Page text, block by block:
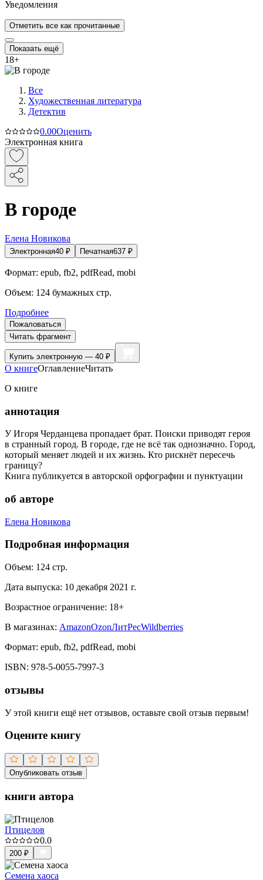
Уведомления
Отметить все как прочитанные
Показать ещё
18+
Все
Художественная литература
Детектив
0.00Оценить
Электронная книга
В городе
Елена Новикова
Электронная40 ₽ Печатная637 ₽
Формат: epub, fb2, pdfRead, mobi
Объем: 124 бумажных стр.
Подробнее
Пожаловаться
Читать фрагмент
Купить электронную — 40 ₽
О книгеОглавлениеЧитать
О книге
аннотация
У Игоря Черданцева пропадает брат. Поиски приводят героя
в странный город. В городе, где не всё так однозначно. Город,
который меняет людей и их жизнь. Кто рискнёт пересечь
границу?
Книга публикуется в авторской орфографии и пунктуации
об авторе
Елена Новикова
Подробная информация
Объем: 124 стр.
Дата выпуска: 10 декабря 2021 г.
Возрастное ограничение: 18+
В магазинах: AmazonOzonЛитРесWildberries
Формат: epub, fb2, pdfRead, mobi
ISBN: 978-5-0055-7997-3
отзывы
У этой книги ещё нет отзывов, оставьте свой отзыв первым!
Оцените книгу
Опубликовать отзыв
книги автора
Птицелов
0.0
200 ₽
Семена хаоса